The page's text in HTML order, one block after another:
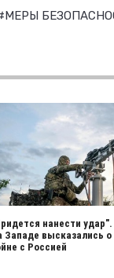
нанести удар".
Западе высказались о
с Россией